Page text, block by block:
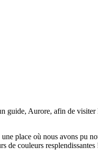
guide, Aurore, afin de
une place où nous avons pu
de couleurs resplendissantes